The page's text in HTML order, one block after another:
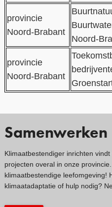
provincie
Noord-Brabant
Noord-
provincie
Noord-Brabant
Samenwerken
Klimaatbestendiger inrichten
projecten overal in onze
klimaatbestendige leefomgeving!
klimaatadaptatie of hulp nodig?